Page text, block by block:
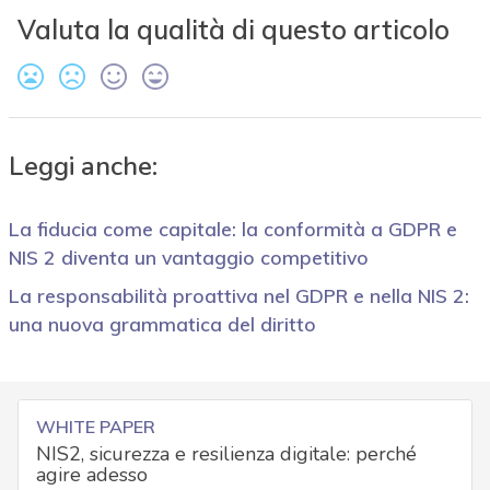
Valuta la qualità di questo articolo
Leggi anche:
La fiducia come capitale: la conformità a GDPR e
NIS 2 diventa un vantaggio competitivo
La responsabilità proattiva nel GDPR e nella NIS 2:
una nuova grammatica del diritto
WHITE PAPER
NIS2, sicurezza e resilienza digitale: perché
agire adesso